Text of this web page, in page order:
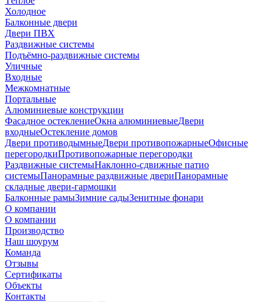
Холодное
Балконные двери
Двери ПВХ
Раздвижные системы
Подъёмно-раздвижные системы
Уличные
Входные
Межкомнатные
Портальные
Алюминиевые конструкции
Фасадное остеклениеОкна алюминиевыеДвери
входныеОстекление домов
Двери противодымныеДвери противопожарныеОфисные
перегородкиПротивопожарные перегородки
Раздвижные системыНаклонно-сдвижные патио
системыПанорамные раздвижные двериПанорамные
складные двери-гармошки
Балконные рамыЗимние садыЗенитные фонари
О компании
О компании
Производство
Наш шоурум
Команда
Отзывы
Сертификаты
Объекты
Контакты